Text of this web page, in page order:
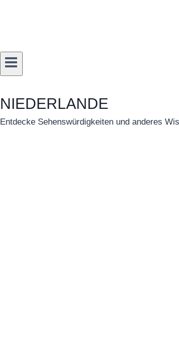
NIEDERLANDE
Entdecke Sehenswürdigkeiten und anderes